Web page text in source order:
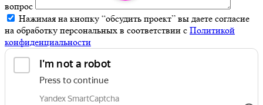
вопрос
Нажимая на кнопку “обсудить проект” вы даете согласие
на обработку персональных в соответствии с Политикой
конфиденциальности